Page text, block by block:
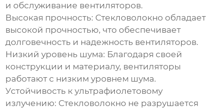
и обслуживание вентиляторов.
Высокая прочность: Стекловолокно обладает
высокой прочностью, что обеспечивает
долговечность и надежность вентиляторов.
Низкий уровень шума: Благодаря своей
конструкции и материалу, вентиляторы
работают с низким уровнем шума.
Устойчивость к ультрафиолетовому
излучению: Стекловолокно не разрушается